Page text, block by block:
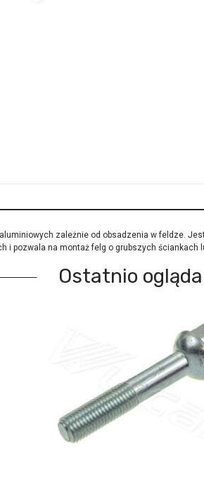
zależnie od obsadzenia w feldze.
i pozwala na montaż felg o grubszych
Ostatnio